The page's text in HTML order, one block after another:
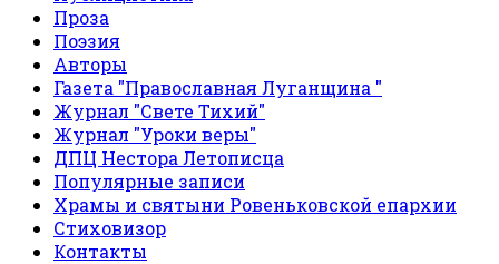
Проза
Поэзия
Авторы
Газета "Православная Луганщина "
Журнал "Свете Тихий"
Журнал "Уроки веры"
ДПЦ Нестора Летописца
Популярные записи
Храмы и святыни Ровеньковской епархии
Стиховизор
Контакты